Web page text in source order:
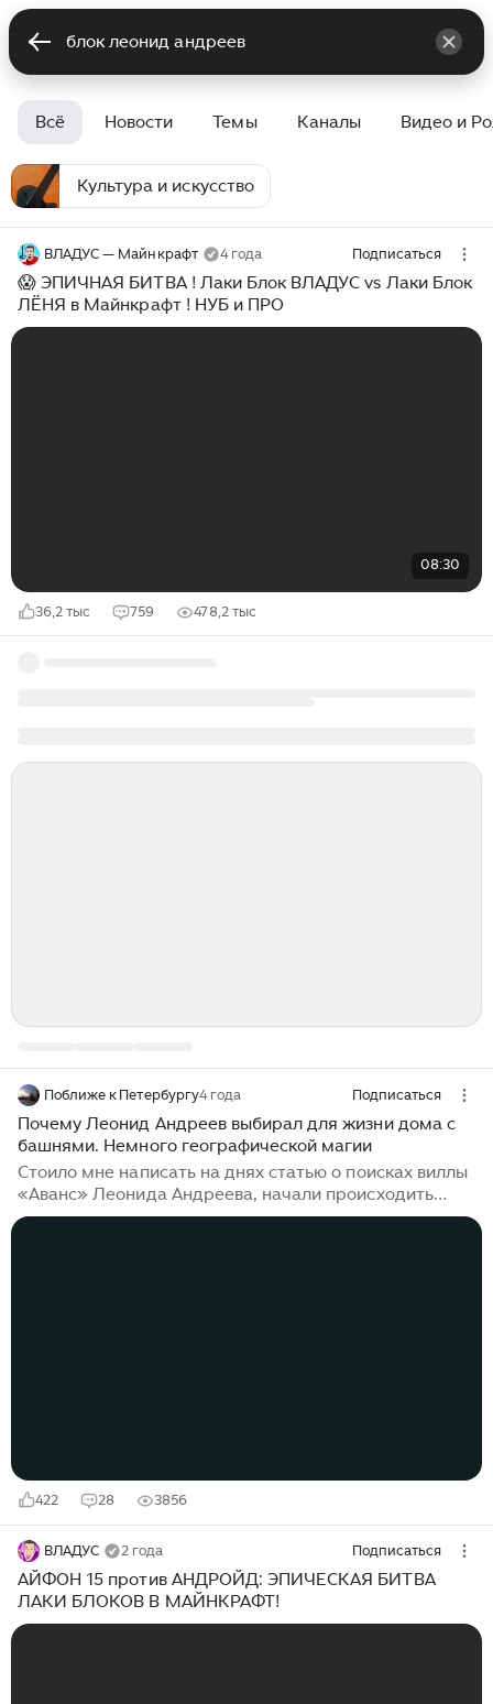
Всё Новости Темы Каналы Видео и
Культура и искусство
ВЛАДУС — Майнкрафт 4 года Подписаться
😱 ЭПИЧНАЯ БИТВА ! Лаки Блок ВЛАДУС vs Лаки Блок
ЛЁНЯ в Майнкрафт ! НУБ и ПРО
08:30
36,2 тыс 759 478,2 тыс
Поближе к Петербургу4 года Подписаться
Почему Леонид Андреев выбирал для жизни дома с
башнями. Немного географической магии
Стоило мне написать на днях статью о поисках виллы
«Аванс» Леонида Андреева, начали происходить
странные вещи. Это еще раз уверило меня, что мое
422 28 3856
ВЛАДУС 2 года Подписаться
АЙФОН 15 против АНДРОЙД: ЭПИЧЕСКАЯ БИТВА
ЛАКИ БЛОКОВ В МАЙНКРАФТ!